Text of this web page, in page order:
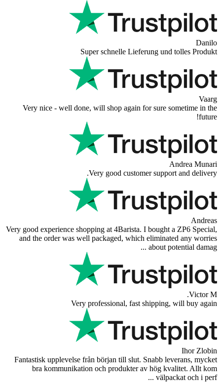
Super schnelle Lieferung
Very nice - well done, will shop again for sure
Very good customer
Very good experience shopping at 4Barista. I
and the order was well packaged, which
about
Very professional, fast
Fantastisk upplevelse från början till slut. Snabb
bra kommunikation och produkter av hög